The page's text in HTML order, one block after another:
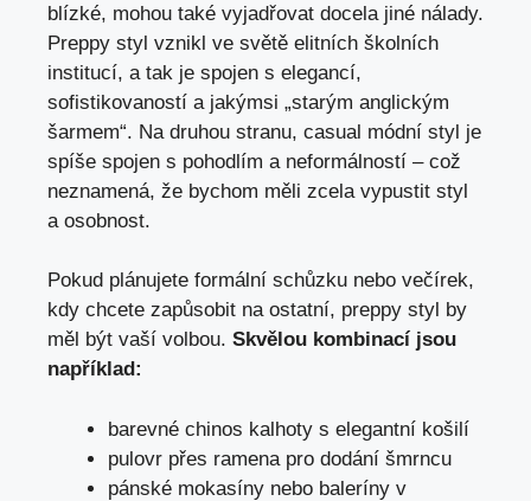
blízké, ⁢mohou také vyjadřovat docela jiné⁢ nálady.
Preppy ⁢styl vznikl ve světě elitních školních
institucí,‌ a tak je spojen​ s elegancí,
sofistikovaností a jakýmsi „starým anglickým
šarmem“. Na druhou stranu, casual⁤ módní⁤ styl‍ je
spíše spojen ⁢s pohodlím a⁣ neformálností ⁣– což
neznamená, že bychom měli ‌zcela vypustit⁤ styl
a osobnost.
Pokud plánujete formální schůzku nebo⁣ večírek,
kdy chcete zapůsobit na ostatní, preppy styl ‌by
měl být ⁢vaší volbou. Skvělou kombinací jsou
například:
barevné ⁤chinos⁢ kalhoty s elegantní košilí
pulovr⁢ přes ramena pro dodání ⁣šmrncu
pánské mokasíny nebo⁢ baleríny ‍v